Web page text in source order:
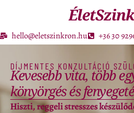
hello@eletszinkron.hu +36 30
DÍJMENTES KONZULTÁCIÓ
Kevesebb vita, több
könyörgés és
Hiszti, reggeli stresszes